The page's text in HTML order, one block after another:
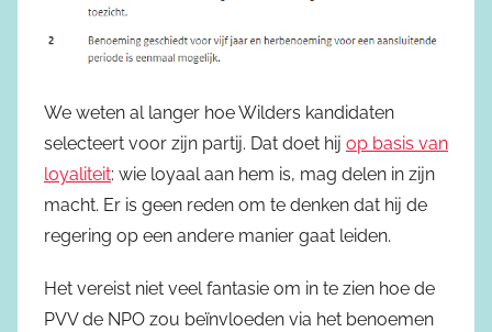
We weten al langer hoe Wilders kandidaten
selecteert voor zijn partij. Dat doet hij op basis van
loyaliteit: wie loyaal aan hem is, mag delen in zijn
macht. Er is geen reden om te denken dat hij de
regering op een andere manier gaat leiden.
Het vereist niet veel fantasie om in te zien hoe de
PVV de NPO zou beïnvloeden via het benoemen